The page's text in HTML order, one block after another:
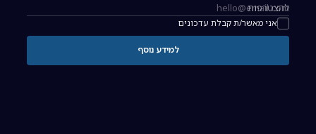
כתובת אימייל להרשמה לניוזלטר
אני מאשר/ת קבלת עדכונים
להצטרפות
למידע נוסף